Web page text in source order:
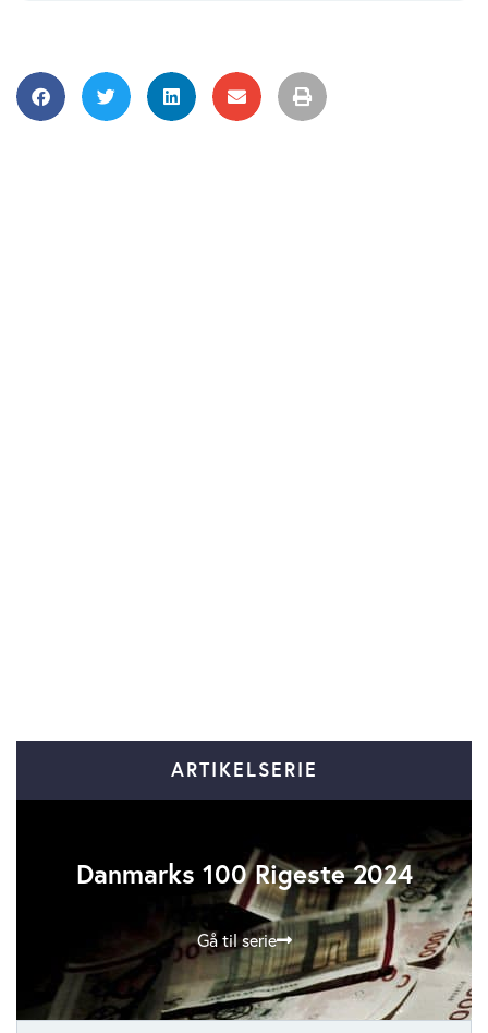
ARTIKELSERIE
Danmarks 100 Rigeste 2024
Gå til serie